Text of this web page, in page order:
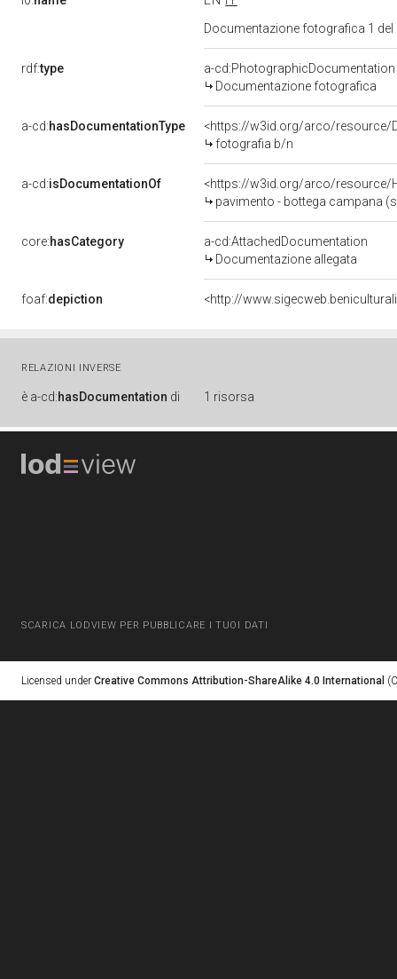
Documentazione fotografica 1
rdf:type
a-cd:PhotographicDocumentation
Documentazione fotografica
a-cd:hasDocumentationType
<https://w3id.org/arco/resource/
fotografia b/n
a-cd:isDocumentationOf
<https://w3id.org/arco/resource/
pavimento - bottega campana
core:hasCategory
a-cd:AttachedDocumentation
Documentazione allegata
foaf:depiction <http://
RELAZIONI INVERSE
è a-cd:hasDocumentation di 1 risorsa
SCARICA LODVIEW PER PUBBLICARE I TUOI DATI
Licensed under Creative Commons Attribution-ShareAlike 4.0 International